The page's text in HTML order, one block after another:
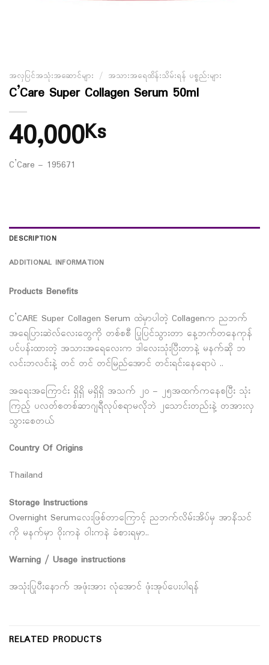
အလှပြင်အသုံးအဆောင်များ / အသားအရေထိန်းသိမ်းရန် ပစ္စည်းများ
C’Care Super Collagen Serum 50ml
40,000Ks
C’Care – 195671
DESCRIPTION
ADDITIONAL INFORMATION
Products Benefits
C’CARE Super Collagen Serum ထဲမှာပါတဲ့ Collagenက ညဘက်
အရေပြားဆဲလ်လေးတွေကို တစ်စစီ ပြုပြင်သွားတာ နေ့ဘက်တနေကုန်
ပင်ပန်းထားတဲ့ အသားအရေလေးက ဒါလေးသုံးပြီးတာနဲ့ မနက်ဆို ဘ
လင်းဘလင်းနဲ့ တင် တင် တင်မြည်အောင် တင်းရင်းနေရောပဲ ..
အရေးအကြောင်း ရှိရှိ မရှိရှိ အသက် ၂၀ – ၂၅အထက်ကနေစပြီး သုံး
ကြည့် ပလတ်စတစ်ဆာဂျရီလုပ်စရာမလိုဘဲ ၂သောင်းတည်းနဲ့ တအားလှ
သွားစေတယ်
Country Of Origins
Thailand
Storage Instructions
Overnight Serumလေးဖြစ်တာကြောင့် ညဘက်လိမ်းအိပ်မှ အာနိသင်
ကို မနက်မှာ ဝိုးကနဲ ဝါးကနဲ ခံစားရမှာ..
Warning / Usage instructions
အသုံးပြုပီးနောက် အဖုံးအား လုံအောင် ဖုံးအုပ်ပေးပါရန်
RELATED PRODUCTS